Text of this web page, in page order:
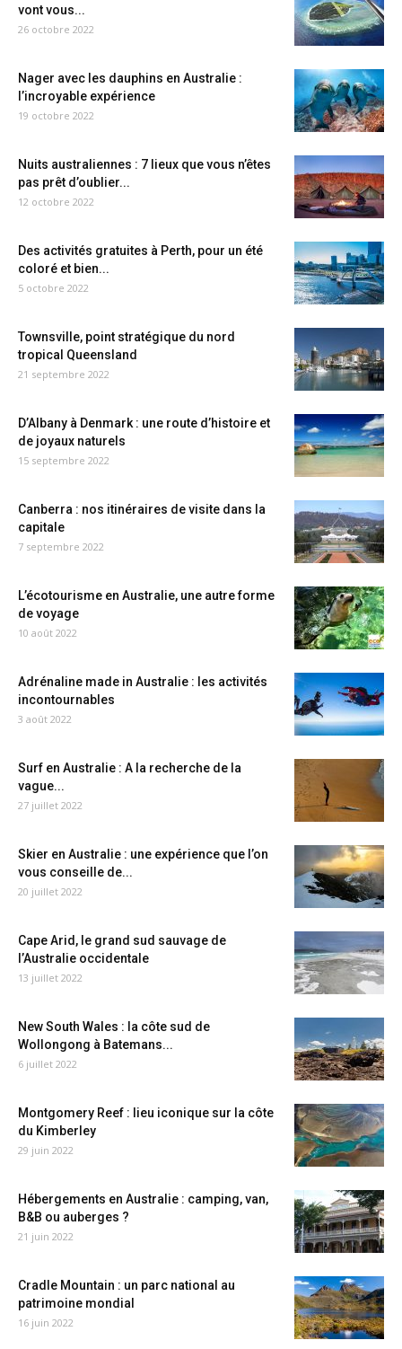
vont vous...
26 octobre 2022
Nager avec les dauphins en Australie :
l’incroyable expérience
19 octobre 2022
Nuits australiennes : 7 lieux que vous n’êtes
pas prêt d’oublier...
12 octobre 2022
Des activités gratuites à Perth, pour un été
coloré et bien...
5 octobre 2022
Townsville, point stratégique du nord
tropical Queensland
21 septembre 2022
D’Albany à Denmark : une route d’histoire et
de joyaux naturels
15 septembre 2022
Canberra : nos itinéraires de visite dans la
capitale
7 septembre 2022
L’écotourisme en Australie, une autre forme
de voyage
10 août 2022
Adrénaline made in Australie : les activités
incontournables
3 août 2022
Surf en Australie : A la recherche de la
vague...
27 juillet 2022
Skier en Australie : une expérience que l’on
vous conseille de...
20 juillet 2022
Cape Arid, le grand sud sauvage de
l’Australie occidentale
13 juillet 2022
New South Wales : la côte sud de
Wollongong à Batemans...
6 juillet 2022
Montgomery Reef : lieu iconique sur la côte
du Kimberley
29 juin 2022
Hébergements en Australie : camping, van,
B&B ou auberges ?
21 juin 2022
Cradle Mountain : un parc national au
patrimoine mondial
16 juin 2022